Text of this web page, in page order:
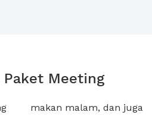
Paket Meeting